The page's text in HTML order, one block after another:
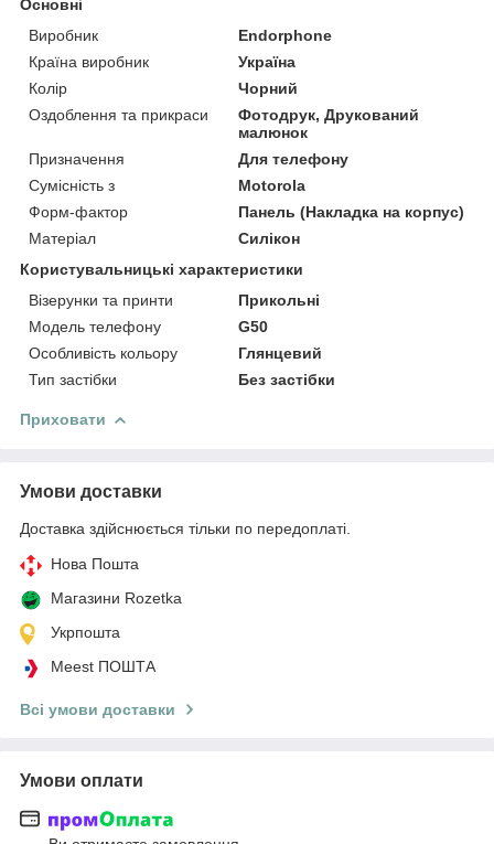
Основні
Виробник
Endorphone
Країна виробник
Україна
Колір
Чорний
Оздоблення та прикраси
Фотодрук, Друкований
малюнок
Призначення
Для телефону
Сумісність з
Motorola
Форм-фактор
Панель (Накладка на корпус)
Матеріал
Силікон
Користувальницькі характеристики
Візерунки та принти
Прикольні
Модель телефону
G50
Особливість кольору
Глянцевий
Тип застібки
Без застібки
Приховати
Умови доставки
Доставка здійснюється тільки по передоплаті.
Нова Пошта
Магазини Rozetka
Укрпошта
Meest ПОШТА
Всі умови доставки
Умови оплати